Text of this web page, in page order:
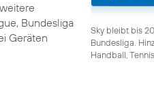
Sky bleibt bis
Bundesliga.
Handball,
Bundesliga
Geräten